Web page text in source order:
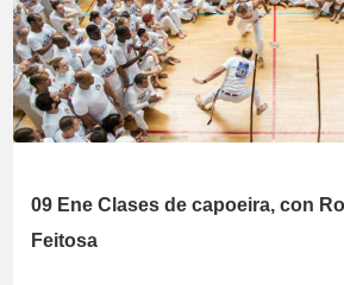
09 Ene Clases de capoeira, con
Feitosa